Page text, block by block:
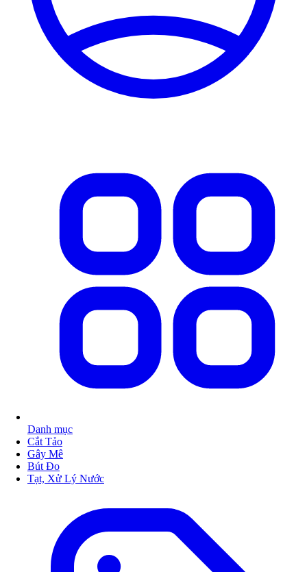
Danh mục
Cắt Tảo
Gây Mê
Bút Đo
Tạt, Xử Lý Nước